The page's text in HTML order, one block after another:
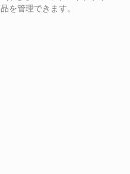
を管理できます。